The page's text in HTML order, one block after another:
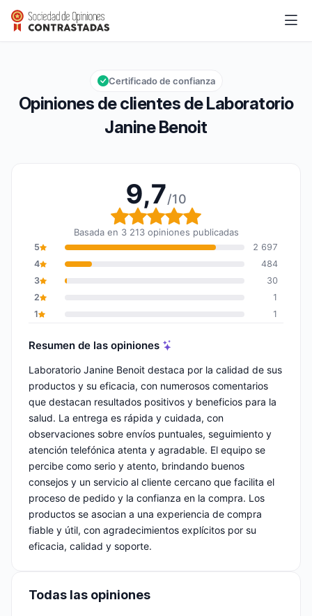
Laboratorio Janine Benoit
Calificación global: 9,7 de 10
9,7/10
Opiniones de clientes de Laboratorio
Janine Benoit
Certificado de confianza
9,7/10
Calificación global: 9,7
Basada en 3 213 opiniones publicadas
5
2 697
4
484
3
30
2
1
1
1
Resumen de las opiniones
Laboratorio Janine Benoit destaca por la calidad de sus
productos y su eficacia, con numerosos comentarios
que destacan resultados positivos y beneficios para la
salud. La entrega es rápida y cuidada, con
observaciones sobre envíos puntuales, seguimiento y
atención telefónica atenta y agradable. El equipo se
percibe como serio y atento, brindando buenos
consejos y un servicio al cliente cercano que facilita el
proceso de pedido y la confianza en la compra. Los
productos se asocian a una experiencia de compra
fiable y útil, con agradecimientos explícitos por su
eficacia, calidad y soporte.
Todas las opiniones